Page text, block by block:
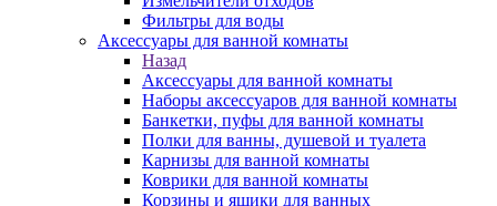
Фильтры для воды
Аксессуары для ванной комнаты
Назад
Аксессуары для ванной комнаты
Наборы аксессуаров для ванной комнаты
Банкетки, пуфы для ванной комнаты
Полки для ванны, душевой и туалета
Карнизы для ванной комнаты
Коврики для ванной комнаты
Корзины и ящики для ванных